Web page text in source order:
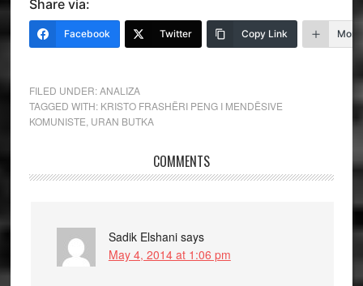
Share via:
Facebook Twitter Copy Link More
FILED UNDER:ANALIZA
TAGGED WITH: KRISTO FRASHËRI PENG I MENDËSIVE
KOMUNISTE URAN BUTKA
COMMENTS
Sadik Elshani says
May 4, 2014 at 1:06 pm